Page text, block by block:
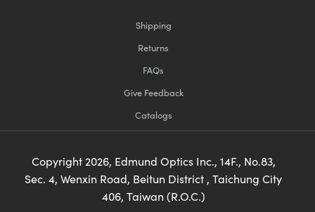
Shipping
Returns
FAQs
Give Feedback
Catalogs
Copyright2026, Edmund Optics Inc., 14F., No.83,
Sec. 4, Wenxin Road, Beitun District , Taichung City
406, Taiwan (R.O.C.)